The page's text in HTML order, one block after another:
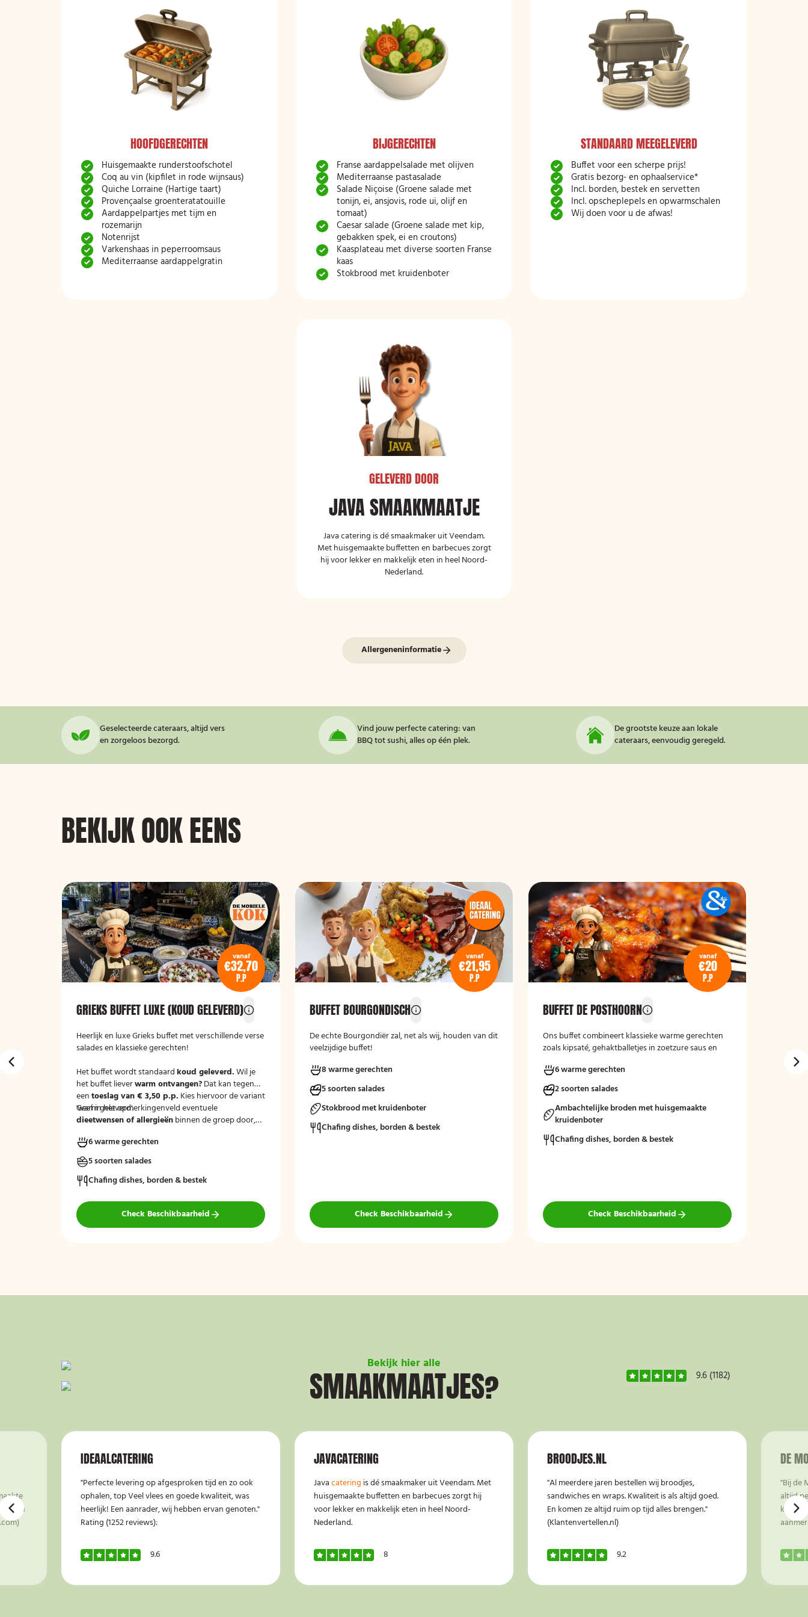
HOOFDGERECHTEN
Huisgemaakte runderstoofschotel
Coq au vin (kipfilet in rode wijnsaus)
Quiche Lorraine (Hartige taart)
Provençaalse groenteratatouille
Aardappelpartjes met tijm en
rozemarijn
Notenrijst
Varkenshaas in peperroomsaus
Mediterraanse aardappelgratin
BIJGERECHTEN
Franse aardappelsalade met olijven
Mediterraanse pastasalade
Salade Niçoise (Groene salade met
tonijn, ei, ansjovis, rode ui, olijf en
tomaat)
Caesar salade (Groene salade met kip,
gebakken spek, ei en croutons)
Kaasplateau met diverse soorten Franse
kaas
Stokbrood met kruidenboter
STANDAARD MEEGELEVERD
Buffet voor een scherpe prijs!
Gratis bezorg- en ophaalservice*
Incl. borden, bestek en servetten
Incl. opscheplepels en opwarmschalen
Wij doen voor u de afwas!
GELEVERD DOOR
JAVA SMAAKMAATJE
Java catering is dé smaakmaker uit Veendam.
Met huisgemaakte buffetten en barbecues zorgt
hij voor lekker en makkelijk eten in heel Noord-
Nederland.
Allergeneninformatie
Geselecteerde cateraars, altijd vers
en zorgeloos bezorgd.
Vind jouw perfecte catering: van
BBQ tot sushi, alles op één plek.
De grootste keuze aan lokale
cateraars, eenvoudig geregeld.
BEKIJK OOK EENS
vanaf
€32,70
P.P
GRIEKS BUFFET LUXE (KOUD GELEVERD)
Heerlijk en luxe Grieks buffet met verschillende verse
salades en klassieke gerechten!
Het buffet wordt standaardkoud geleverd.Wil je
het buffet lieverwarm ontvangen?Dat kan tegen
eentoeslag van € 3,50 p.p. Kies hiervoor de variant
'warm geleverd'.
Geef in het opmerkingenveld eventuele
dieetwensen of allergieënbinnen de groep door,
6 warme gerechten
5 soorten salades
Chafing dishes, borden & bestek
Check Beschikbaarheid
vanaf
€21,95
P.P
BUFFET BOURGONDISCH
De echte Bourgondiër zal, net als wij, houden van dit
veelzijdige buffet!
8 warme gerechten
5 soorten salades
Stokbrood met kruidenboter
Chafing dishes, borden & bestek
Check Beschikbaarheid
vanaf
€20
P.P
BUFFET DE POSTHOORN
Ons buffet combineert klassieke warme gerechten
zoals kipsaté, gehaktballetjes in zoetzure saus en
aardappelen, rijst en seizoensgroenten. Afgerond
met frisse rauwkost, gemengde salades en vers
brood met kruidenboter voor een compleet en
smaakvol geheel.
Mogelijk te bestellen zonder borden en bestek!
6 warme gerechten
2 soorten salades
Ambachtelijke broden met huisgemaakte
kruidenboter
Chafing dishes, borden & bestek
Check Beschikbaarheid
brood
5
Bekijk hier alle
SMAAKMAATJES? 9.6 (1182)
Ben
IDEAALCATERING
"Perfecte levering op afgesproken tijd en zo ook
ophalen, top Veel vlees en goede kwaliteit, was
heerlijk! Een aanrader, wij hebben ervan genoten."
Rating (1252 reviews):
9.6
JAVACATERING
Javacatering is dé smaakmaker uit Veendam. Met
huisgemaakte buffetten en barbecues zorgt hij
voor lekker en makkelijk eten in heel Noord-
Nederland.
8
BROODJES.NL
"Al meerdere jaren bestellen wij broodjes,
sandwiches en wraps. Kwaliteit is als altijd goed.
En komen ze altijd ruim op tijd alles brengen."
(Klantenvertellen.nl)
9.2
DE
"Bij de
altijd